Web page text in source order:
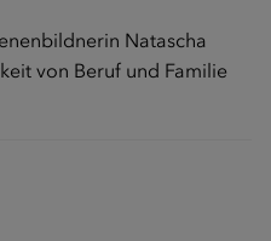
Natascha
von Beruf und Familie